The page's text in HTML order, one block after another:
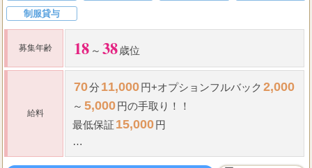
制服貸与
募集年齢 18 ～ 38歳位
給料
70分 11,000円+オプションフルバック 2,000
～ 5,000円の手取り！！
最低保証 15,000円
歩合60～75％＋ボーナス